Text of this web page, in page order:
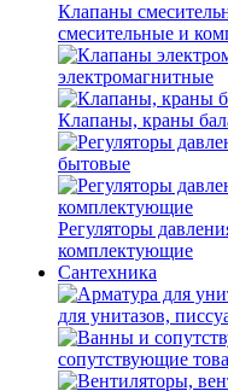
Клапаны
смесительные и
электромагнитные
Клапаны, краны
бытовые
Регуляторы
комплектующие
Сантехника
для унитазов,
сопутствующие